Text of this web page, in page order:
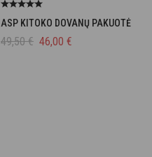
ASP KITOKO DOVANŲ PAKUOTĖ
49,50€ 46,00 €